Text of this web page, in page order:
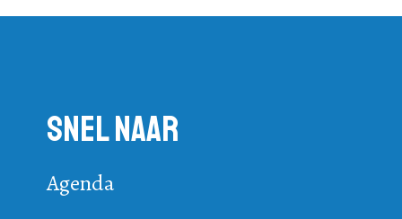
Snel naar
Agenda